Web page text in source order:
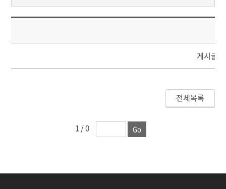
게시글
전체목록
1 / 0